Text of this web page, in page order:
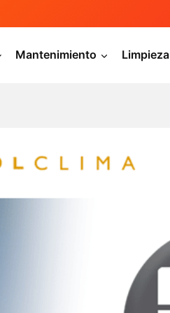
Mantenimiento Limpieza